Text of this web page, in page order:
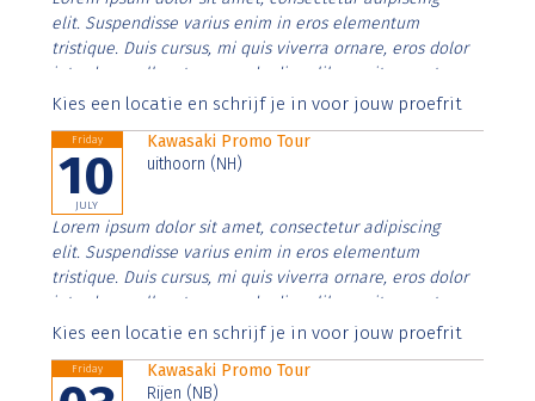
elit. Suspendisse varius enim in eros elementum
tristique. Duis cursus, mi quis viverra ornare, eros dolor
interdum nulla, ut commodo diam libero vitae erat.
Aenean faucibus nibh et justo cursus id rutrum lorem
Kies een locatie en schrijf je in voor jouw proefrit
Friday
10
JULY
Kawasaki Promo Tour
uithoorn (NH)
Lorem ipsum dolor sit amet, consectetur adipiscing
elit. Suspendisse varius enim in eros elementum
tristique. Duis cursus, mi quis viverra ornare, eros dolor
interdum nulla, ut commodo diam libero vitae erat.
Aenean faucibus nibh et justo cursus id rutrum lorem
Kies een locatie en schrijf je in voor jouw proefrit
Friday
Kawasaki Promo Tour
Rijen (NB)